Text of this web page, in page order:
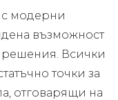
с модерни
възможност
решения. Всички
точки за
отговарящи на